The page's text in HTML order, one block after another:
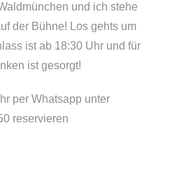
und ich stehe
der Bühne! Los gehts um
ist ab 18:30 Uhr und für
ist gesorgt!
per Whatsapp unter
reservieren